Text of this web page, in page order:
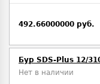
492.66000000 руб.
Бур SDS-Plus 12/
Нет в наличии